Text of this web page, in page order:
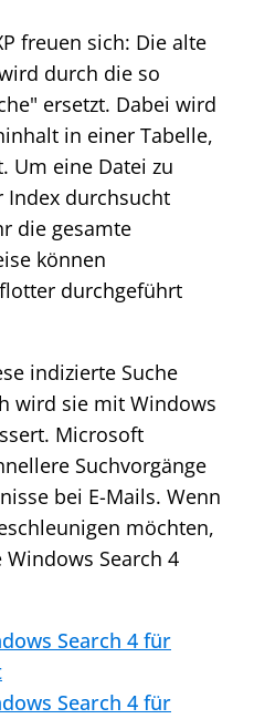
freuen sich: Die alte
durch die so
ersetzt. Dabei wird
in einer Tabelle,
Um eine Datei zu
durchsucht
die gesamte
können
durchgeführt
indizierte Suche
wird sie mit Windows
Microsoft
Suchvorgänge
bei E-Mails. Wenn
möchten,
Search 4
Search 4 für
Search 4 für